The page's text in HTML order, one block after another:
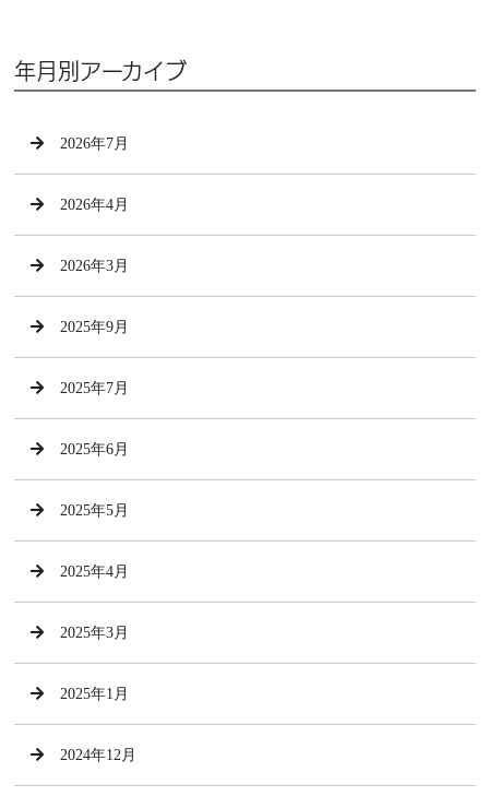
年月別アーカイブ
2026年7月
2026年4月
2026年3月
2025年9月
2025年7月
2025年6月
2025年5月
2025年4月
2025年3月
2025年1月
2024年12月